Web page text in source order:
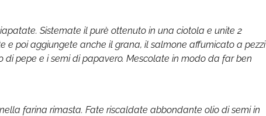
Sistemate il purè ottenuto in una ciotola e unite 2
e poi aggiungete anche il grana, il salmone affumicato a pezzi
di pepe e i semi di papavero. Mescolate in modo da far ben
farina rimasta. Fate riscaldate abbondante olio di semi in